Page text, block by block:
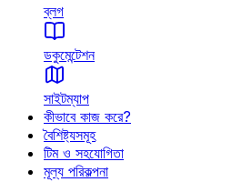
ব্লগ
ডকুমেন্টেশন
সাইটম্যাপ
কীভাবে কাজ করে?
বৈশিষ্ট্যসমূহ
টিম ও সহযোগিতা
মূল্য পরিকল্পনা